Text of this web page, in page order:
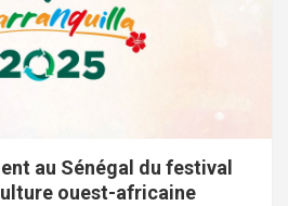
au Sénégal du festival
ouest-africaine